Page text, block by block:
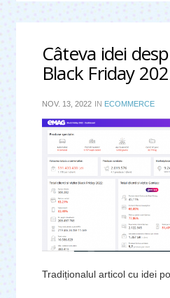
Câteva idei
Black Friday
NOV. 13, 2022 IN ECOMMERCE
Tradiționalul articol cu idei